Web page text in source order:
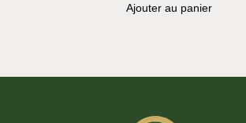
Ajouter au panier